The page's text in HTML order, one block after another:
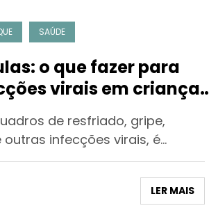
SAÚDE
o que fazer para
virais em crianças
de resfriado, gripe,
outras infecções virais, é…
LER MAIS